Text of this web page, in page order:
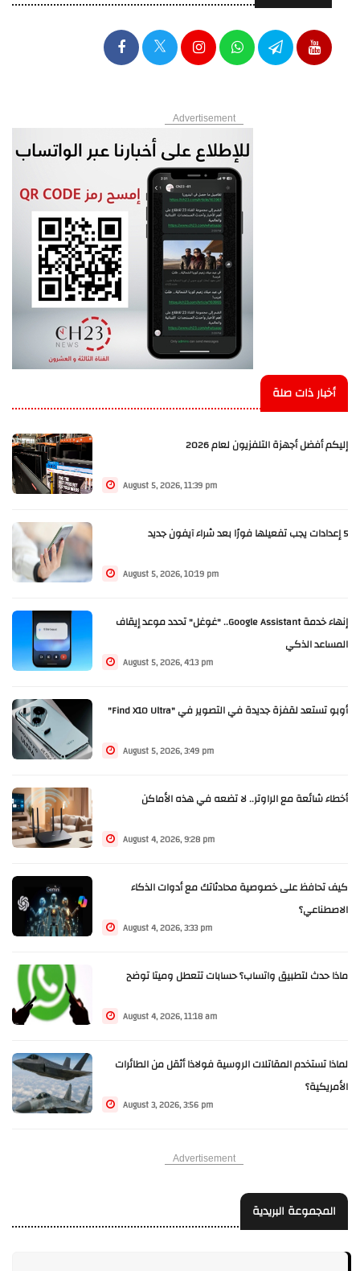
Advertisement
أخبار ذات صلة
إليكم أفضل أجهزة التلفزيون لعام 2026
August 5, 2026, 11:39 pm
5 إعدادات يجب تفعيلها فورًا بعد شراء آيفون جديد
August 5, 2026, 10:19 pm
إنهاء خدمة Google Assistant.. "غوغل" تحدد موعد إيقاف
المساعد الذكي
August 5, 2026, 4:13 pm
أوبو تستعد لقفزة جديدة في التصوير في "Find X10 Ultra"
August 5, 2026, 3:49 pm
أخطاء شائعة مع الراوتر.. لا تضعه في هذه الأماكن
August 4, 2026, 9:28 pm
كيف تحافظ على خصوصية محادثاتك مع أدوات الذكاء
الاصطناعي؟
August 4, 2026, 3:33 pm
ماذا حدث لتطبيق واتساب؟ حسابات تتعطل وميتا توضح
August 4, 2026, 11:18 am
لماذا تستخدم المقاتلات الروسية فولاذا أثقل من الطائرات
الأمريكية؟
August 3, 2026, 3:56 pm
Advertisement
المجموعة البريدية